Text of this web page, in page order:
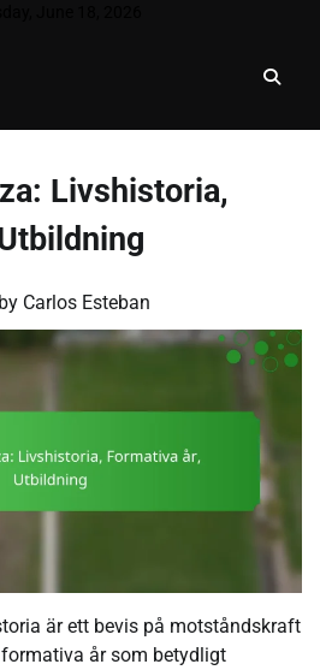
Livshistoria,
by Carlos Esteban
är ett bevis på motståndskraft
år som betydligt